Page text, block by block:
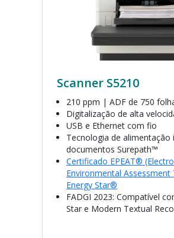
Scanner S5210
210 ppm | ADF de 750
Digitalização de alta
USB e Ethernet com fio
Tecnologia de alimentação
documentos Surepath™
Certificado EPEAT®
Environmental
Energy Star®
FADGI 2023: Compatível
Star e Modern Textual